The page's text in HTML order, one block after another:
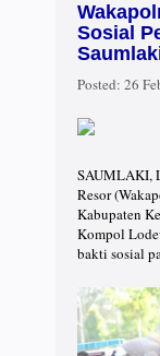
Sosial
Posted: 26
SAUMLAKI,
Resor
Kabupaten
Kompol
bakti sosial